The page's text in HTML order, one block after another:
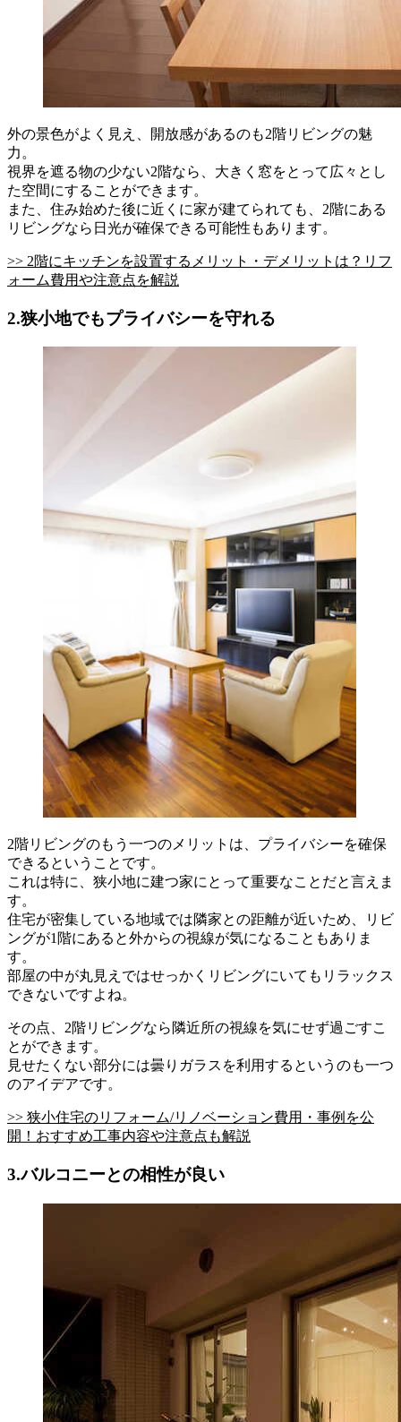
外の景色がよく見え、開放感があるのも2階リビングの魅
力。
視界を遮る物の少ない2階なら、大きく窓をとって広々とし
た空間にすることができます。
また、住み始めた後に近くに家が建てられても、2階にある
リビングなら日光が確保できる可能性もあります。
>> 2階にキッチンを設置するメリット・デメリットは？リフ
ォーム費用や注意点を解説
2.狭小地でもプライバシーを守れる
2階リビングのもう一つのメリットは、プライバシーを確保
できるということです。
これは特に、狭小地に建つ家にとって重要なことだと言えま
す。
住宅が密集している地域では隣家との距離が近いため、リビ
ングが1階にあると外からの視線が気になることもありま
す。
部屋の中が丸見えではせっかくリビングにいてもリラックス
できないですよね。
その点、2階リビングなら隣近所の視線を気にせず過ごすこ
とができます。
見せたくない部分には曇りガラスを利用するというのも一つ
のアイデアです。
>> 狭小住宅のリフォーム/リノベーション費用・事例を公
開！おすすめ工事内容や注意点も解説
3.バルコニーとの相性が良い